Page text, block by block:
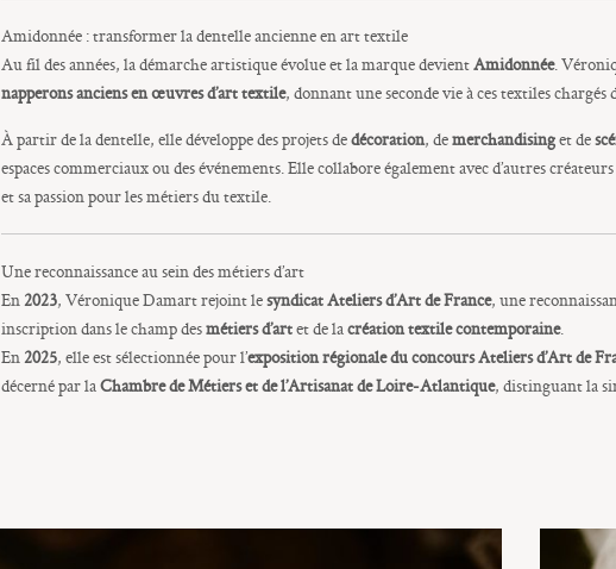
Amidonnée : transformer la dentelle ancienne en art textile
Au fil des années, la démarche artistique évolue et la marque devientAmidonnée.
napperons anciens en œuvres d’art textile, donnant une seconde vie à ces textiles chargés
À partir de la dentelle, elle développe des projets dedécoration, demerchandisinget de
espaces commerciaux ou des événements. Elle collabore également avec d’autres
et sa passion pour les métiers du textile.
Une reconnaissance au sein des métiers d’art
En 2023, Véronique Damart rejoint lesyndicat Ateliers d’Art de France, une
inscription dans le champ desmétiers d’artet de lacréation textile contemporaine.
En 2025, elle est sélectionnée pour l’exposition régionale du concours Ateliers d’Art de
décerné par laChambre de Métiers et de l’Artisanat de Loire-Atlantique, distinguant la